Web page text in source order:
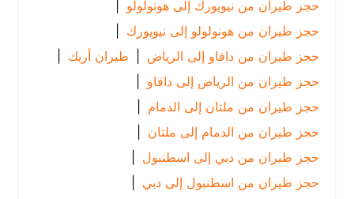
حجز طيران من نيويورك إلى هونولولو |
حجز طيران من هونولولو إلى نيويورك |
حجز طيران من دافاو إلى الرياض
| طيران أريك
|
حجز طيران من الرياض إلى دافاو
|
حجز طيران من ملتان إلى الدمام
|
حجز طيران من الدمام إلى ملتان |
حجز طيران من دبي إلى اسطنبول |
حجز طيران من اسطنبول إلى دبي |